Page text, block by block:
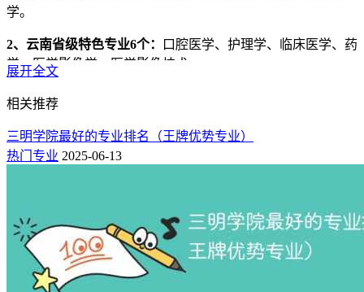
学。
2、云南省级特色专业6个：
口腔医学、护理学、临床医学、药
学、医学影像学、医学影像技术。
3、省重点、培育专业专业3个：
4、学科评估（第四轮）：
B-（临床医学）、C（基础医学、
公共卫生与预防医学、口腔医学、药学）。
都不错！以下为
新高考网
整理的昆明医科大学专业排名榜，欢
迎参考！
二：昆明医科大学专业排名一览表（校友
展开全文
相关推荐
三明学院最好的专业排名（王牌优势专业）
热门专业 2025-06-13